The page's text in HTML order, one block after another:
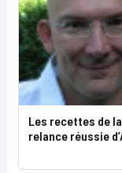
Les recettes de la
relance réussie